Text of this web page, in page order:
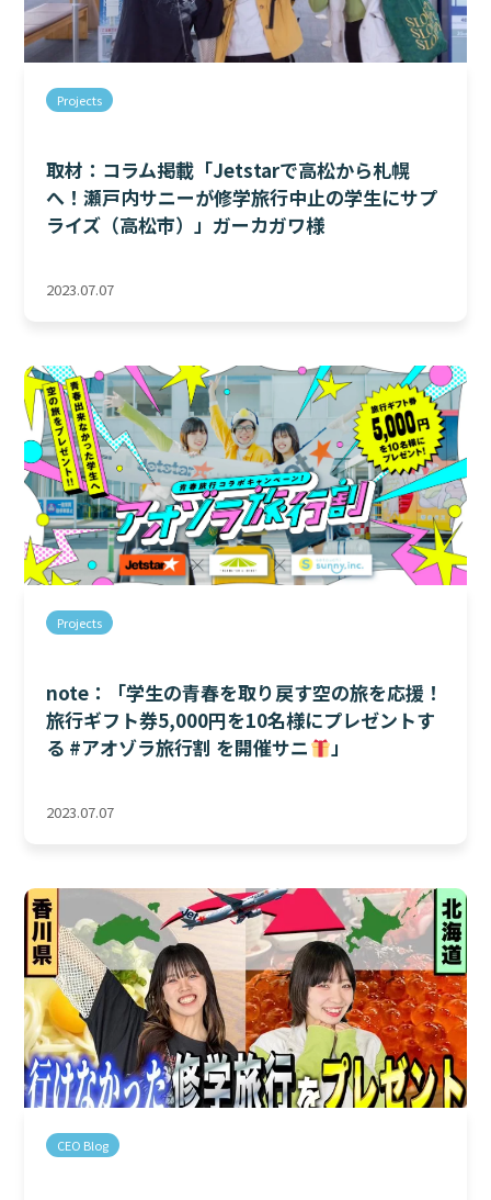
Projects
取材：コラム掲載「Jetstarで高松から札幌
へ！瀬戸内サニーが修学旅行中止の学生にサプ
ライズ（高松市）」ガーカガワ様
2023.07.07
Projects
note：「学生の青春を取り戻す空の旅を応援！
旅行ギフト券5,000円を10名様にプレゼントす
る #アオゾラ旅行割 を開催サニ
」
2023.07.07
CEO Blog